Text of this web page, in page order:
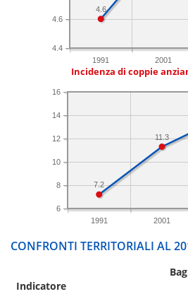
1991 2001
4.4
4.6
4.6
Incidenza di coppie
1991 2001
6
8
10
12
14
16
11.3
7.2
CONFRONTI TERRITORIALI AL
Indicatore